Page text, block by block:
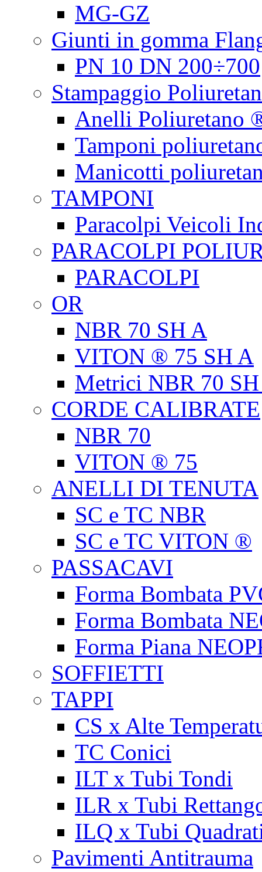
MG-GZ
Giunti in gomma
PN 10 DN 200÷700
Stampaggio
Anelli Poliuretano
Tamponi
Manicotti
TAMPONI
Paracolpi Veicoli
PARACOLPI
PARACOLPI
OR
NBR 70 SH A
VITON ® 75 SH A
Metrici NBR 70
CORDE CALIBRATE
NBR 70
VITON ® 75
ANELLI DI TENUTA
SC e TC NBR
SC e TC VITON ®
PASSACAVI
Forma Bombata
Forma Bombata
Forma Piana
SOFFIETTI
TAPPI
CS x Alte
TC Conici
ILT x Tubi Tondi
ILR x Tubi
ILQ x Tubi
Pavimenti Antitrauma